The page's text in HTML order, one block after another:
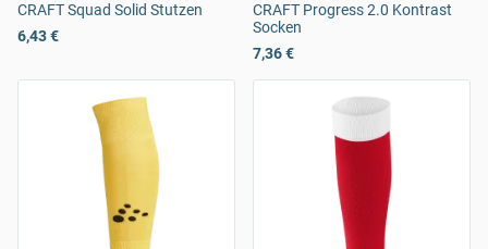
CRAFT Squad Solid Stutzen
6,43 €
CRAFT Progress 2.0 Kontrast
Socken
7,36 €